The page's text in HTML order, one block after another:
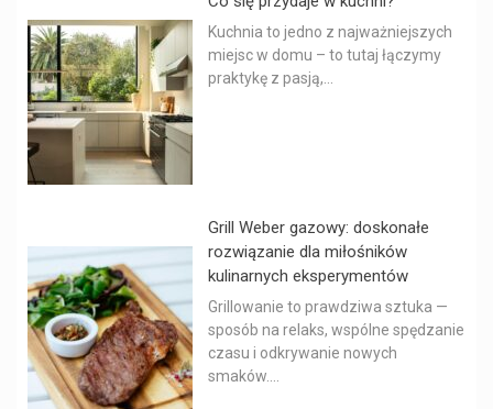
Kuchnia to jedno z najważniejszych
miejsc w domu – to tutaj łączymy
praktykę z pasją,...
Grill Weber gazowy: doskonałe
rozwiązanie dla miłośników
kulinarnych eksperymentów
Grillowanie to prawdziwa sztuka —
sposób na relaks, wspólne spędzanie
czasu i odkrywanie nowych
smaków....